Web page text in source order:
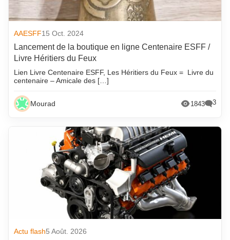
AAESFF15 Oct. 2024
Lancement de la boutique en ligne Centenaire ESFF /
Livre Héritiers du Feux
Lien Livre Centenaire ESFF, Les Héritiers du Feux = Livre du
centenaire – Amicale des […]
Mourad 1843 3
Actu flash5 Août. 2026